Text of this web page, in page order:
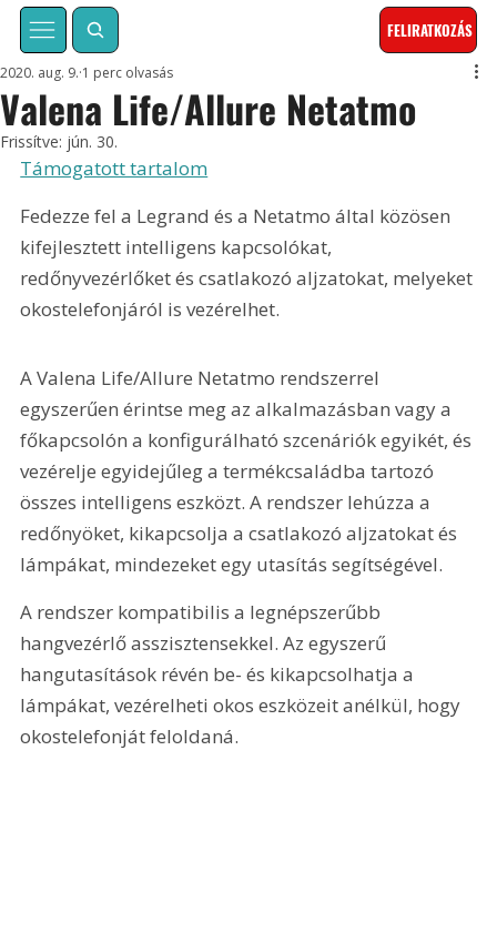
FELIRATKOZÁS
Valena Life/Allure Netatmo
2020. aug. 9. 1 perc olvasás
Frissítve: jún. 30.
Támogatott tartalom
Fedezze fel a Legrand és a Netatmo által közösen
kifejlesztett intelligens kapcsolókat,
redőnyvezérlőket és csatlakozó aljzatokat, melyeket
okostelefonjáról is vezérelhet.
A Valena Life/Allure Netatmo rendszerrel
egyszerűen érintse meg az alkalmazásban vagy a
főkapcsolón a konfigurálható szcenáriók egyikét, és
vezérelje egyidejűleg a termékcsaládba tartozó
összes intelligens eszközt. A rendszer lehúzza a
redőnyöket, kikapcsolja a csatlakozó aljzatokat és
lámpákat, mindezeket egy utasítás segítségével.
A rendszer kompatibilis a legnépszerűbb
hangvezérlő asszisztensekkel. Az egyszerű
hangutasítások révén be- és kikapcsolhatja a
lámpákat, vezérelheti okos eszközeit anélkül, hogy
okostelefonját feloldaná.